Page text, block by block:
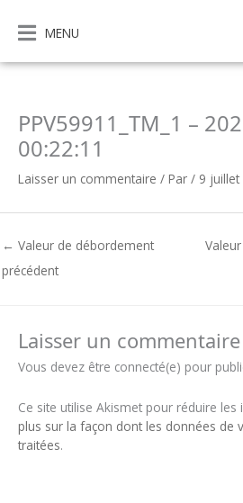
contenu
MENU
PPV59911_TM_1 –
00:22:11
Laisser un commentaire / Par / 9 juillet
← Valeur de débordement
précédent
Laisser un commentaire
Vous devez être connecté(e) pour
Ce site utilise Akismet pour réduire les
plus sur la façon dont les données de
traitées.